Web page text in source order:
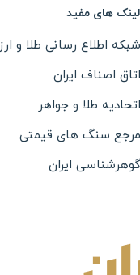
لینک های مفید
شبکه اطلاع رسانی طلا و ارز
اتاق اصناف ایران
اتحادیه طلا و جواهر
مرجع سنگ های قیمتی
گوهرشناسی ایران